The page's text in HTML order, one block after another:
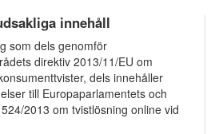
innehåll
som dels genomför
direktiv 2013/11/EU om
dels innehåller
till Europaparlamentets och
2013 om tvistlösning online vid